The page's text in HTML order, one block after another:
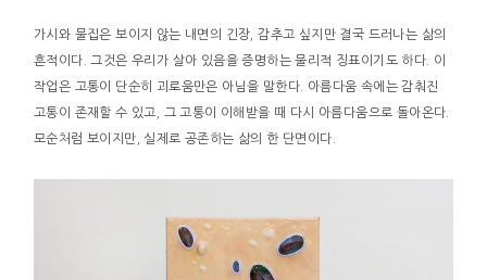
가시와 물집은 보이지 않는 내면의 긴장, 감추고 싶지만 결국 드러나는 삶의
흔적이다. 그것은 우리가 살아 있음을 증명하는 물리적 징표이기도 하다. 이
작업은 고통이 단순히 괴로움만은 아님을 말한다. 아름다움 속에는 감춰진
고통이 존재할 수 있고, 그 고통이 이해받을 때 다시 아름다움으로 돌아온다.
모순처럼 보이지만, 실제로 공존하는 삶의 한 단면이다.